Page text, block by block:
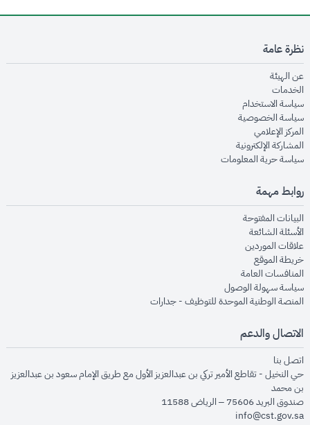
نظرة عامة
عن الهيئةopens in new window
الخدماتopens in new window
سياسة الاستخدام
سياسة الخصوصيةopens in new window
المركز الإعلاميopens in new window
المشاركة الإلكترونيةopens in new window
سياسة حرية المعلوماتopens in new window
روابط مهمة
البيانات المفتوحةopens in new window
الأسئلة الشائعةopens in new window
علاقات الموردينopens in new window
خريطة الموقعopens in new window
المنافسات العامةopens in new window
سياسة سهولة الوصولopens in new window
المنصة الوطنية الموحدة للتوظيف - جداراتopens in new window
الاتصال والدعم
اتصل بنا
حي النخيل - تقاطع الأمير تركي بن عبدالعزيز الأول مع طريق الإمام سعود بن عبدالعزيز
بن محمد
صندوق البريد 75606 – الرياض 11588
info@cst.gov.sa